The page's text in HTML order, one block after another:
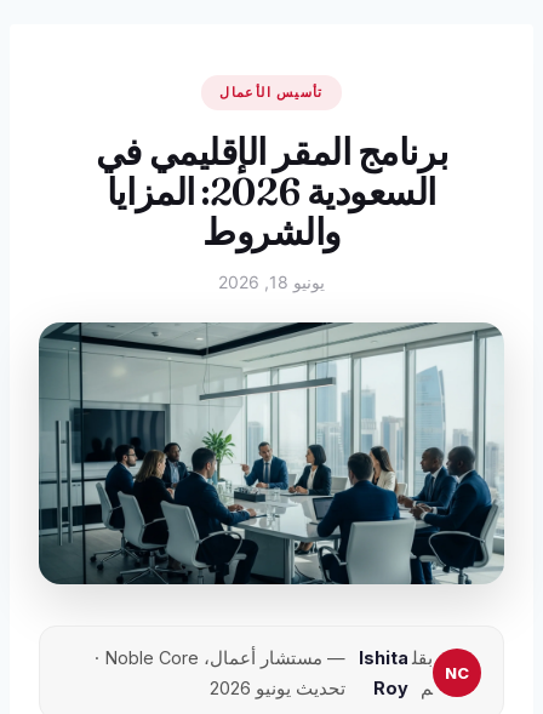
تأسيس الأعمال
برنامج المقر الإقليمي في
السعودية 2026: المزايا
والشروط
يونيو 18, 2026
بقل
م
Ishita
Roy
— مستشار أعمال، Noble Core ·
تحديث يونيو 2026